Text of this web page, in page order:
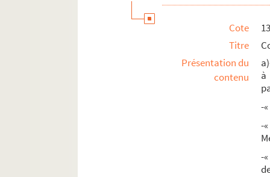
Cote
Titre
Présentation du
contenu
à
-
-
-